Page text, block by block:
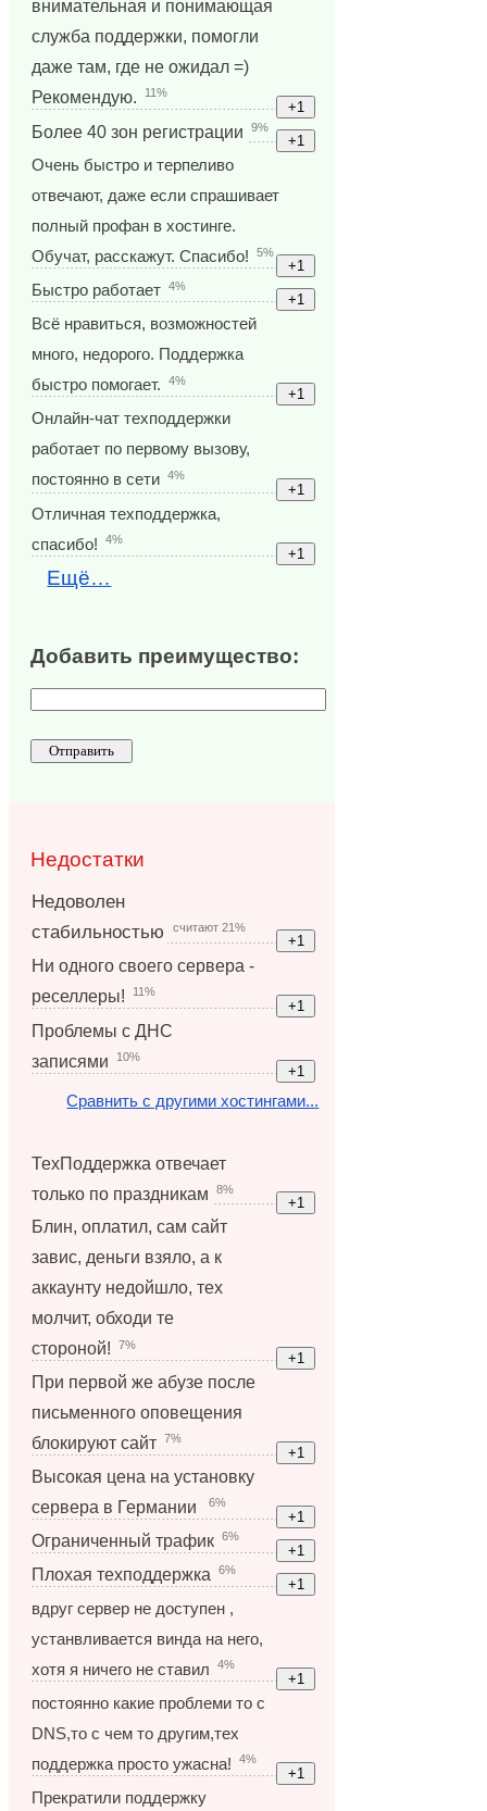
внимательная и понимающая
служба поддержки, помогли
даже там, где не ожидал =)
Рекомендую.
11%
Более 40 зон регистрации 9%
Очень быстро и терпеливо
отвечают, даже если спрашивает
полный профан в хостинге.
Обучат, расскажут. Спасибо!
5%
Быстро работает 4%
Всё нравиться, возможностей
много, недорого. Поддержка
быстро помогает.
4%
Онлайн-чат техподдержки
работает по первому вызову,
постоянно в сети
4%
Отличная техподдержка,
спасибо!
4%
Ещё…
Добавить преимущество:
Недостатки
Недоволен
стабильностью
считают 21%
Ни одного своего сервера -
реселлеры!
11%
Проблемы с ДНС
записями
10%
Сравнить с другими хостингами...
ТехПоддержка отвечает
только по праздникам
8%
Блин, оплатил, сам сайт
завис, деньги взяло, а к
аккаунту недойшло, тех
молчит, обходи те
стороной!
7%
При первой же абузе после
письменного оповещения
блокируют сайт
7%
Высокая цена на установку
сервера в Германии
6%
Ограниченный трафик 6%
Плохая техподдержка 6%
вдруг сервер не доступен ,
устанвливается винда на него,
хотя я ничего не ставил
4%
постоянно какие проблеми то с
DNS,то с чем то другим,тех
поддержка просто ужасна!
4%
Прекратили поддержку